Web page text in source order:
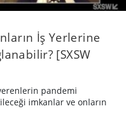
İş Yerlerine
[SXSW
pandemi
imkanlar ve onların